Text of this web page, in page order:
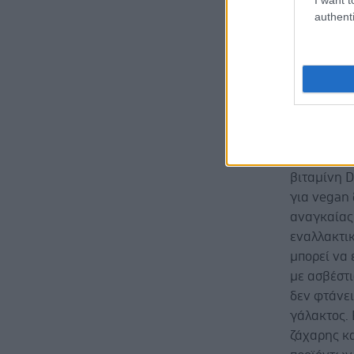
λιγότερα
διατροφή
Αν
βιταμίνη
για vegan
μπορεί να
με
δεν
γάλακτος.
ζάχαρης